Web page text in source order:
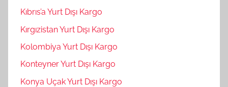
Kıbrıs’a Yurt Dışı Kargo
Kırgızistan Yurt Dışı Kargo
Kolombiya Yurt Dışı Kargo
Konteyner Yurt Dışı Kargo
Konya Uçak Yurt Dışı Kargo